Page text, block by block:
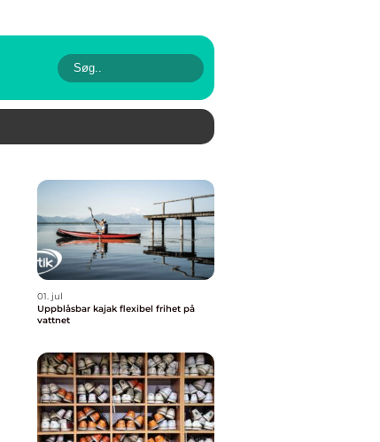
01. jul
Uppblåsbar kajak flexibel frihet på
vattnet